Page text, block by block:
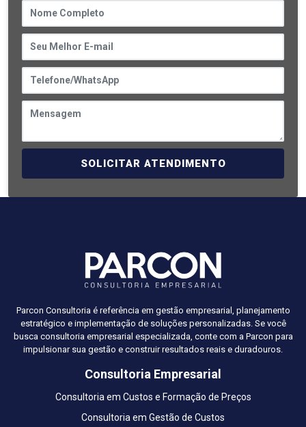
SOLICITAR ATENDIMENTO
Parcon Consultoria é referência em gestão empresarial, planejamento
estratégico e implementação de soluções personalizadas. Se você
busca consultoria empresarial especializada, conte com a Parcon para
impulsionar sua gestão e construir resultados reais e duradouros.
Consultoria Empresarial
Consultoria em Custos e Formação de Preços
Consultoria em Gestão de Custos